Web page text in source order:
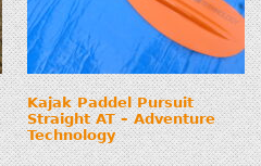
Kajak Paddel Pursuit
Straight AT – Adventure
Technology